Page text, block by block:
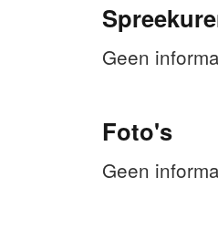
Geen
Foto's
Geen